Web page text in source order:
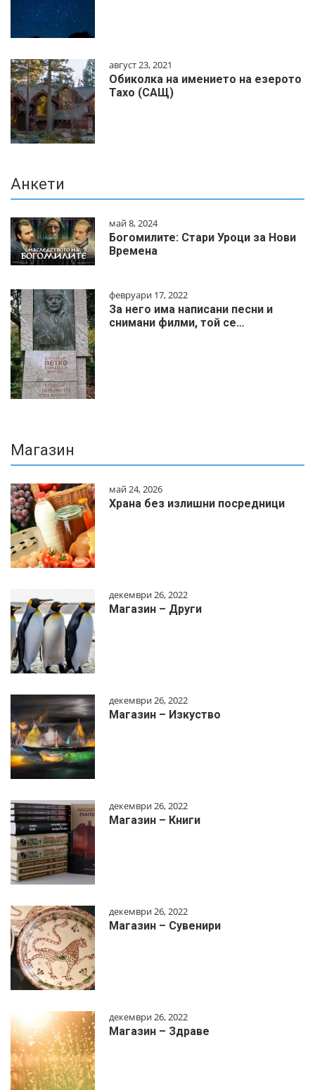
август 23, 2021
Обиколка на имението на езерото
Тахо (САЩ)
Анкети
май 8, 2024
Богомилите: Стари Уроци за Нови
Времена
февруари 17, 2022
За него има написани песни и
снимани филми, той се…
Магазин
май 24, 2026
Храна без излишни посредници
декември 26, 2022
Магазин – Други
декември 26, 2022
Магазин – Изкуство
декември 26, 2022
Магазин – Книги
декември 26, 2022
Магазин – Сувенири
декември 26, 2022
Магазин – Здраве